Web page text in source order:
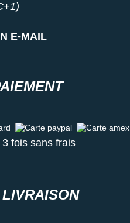
E-MAIL
Carte paypal Carte amex
fois sans frais